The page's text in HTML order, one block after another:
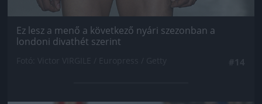
Ez lesz a menő a következő nyári szezonban a
londoni divathét szerint